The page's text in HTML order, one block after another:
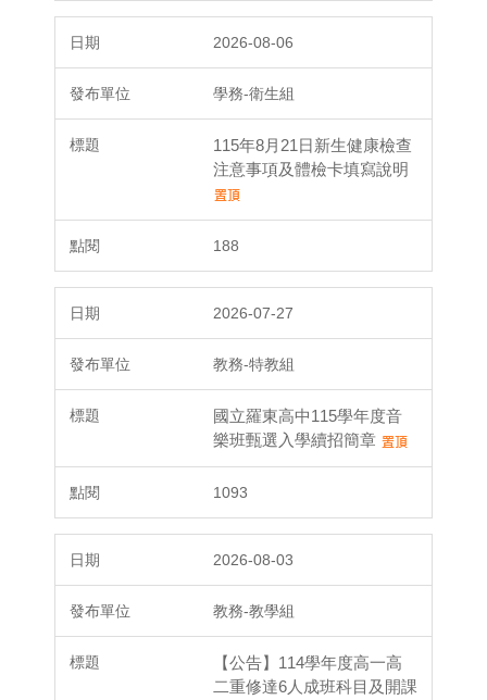
2026-08-06
學務-衛生組
115年8月21日新生健康檢查
注意事項及體檢卡填寫說明
188
2026-07-27
教務-特教組
國立羅東高中115學年度音
樂班甄選入學續招簡章
1093
2026-08-03
教務-教學組
【公告】114學年度高一高
二重修達6人成班科目及開課